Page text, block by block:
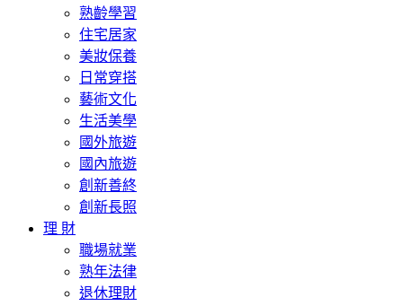
熟齡學習
住宅居家
美妝保養
日常穿搭
藝術文化
生活美學
國外旅遊
國內旅遊
創新善終
創新長照
理 財
職場就業
熟年法律
退休理財